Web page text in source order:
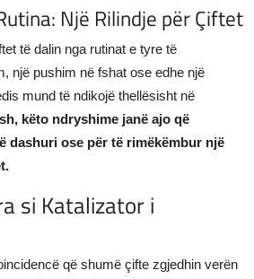
Një Rilindje për Çiftet
të dalin nga rutinat e tyre të
një pushim në fshat ose edhe një
mund të ndikojë thellësisht në
këto ndryshime janë ajo që
dashuri ose për të rimëkëmbur një
si Katalizator i
që shumë çifte zgjedhin verën